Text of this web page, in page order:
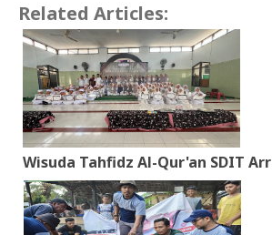
Related Articles:
Wisuda Tahfidz Al-Qur'an SDIT